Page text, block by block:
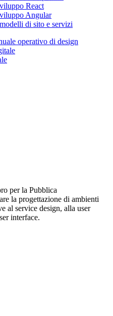
React
Angular
di sito e servizi
operativo di design
per la Pubblica
la progettazione di ambienti
al service design, alla user
interface.